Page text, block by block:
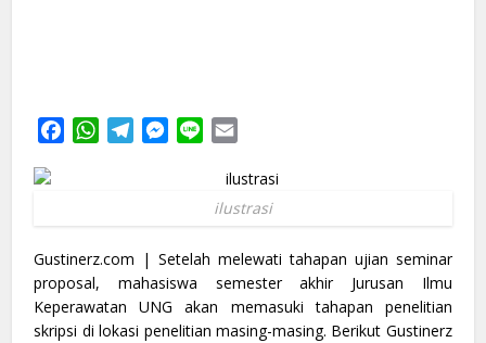
FacebookWhatsApp
TelegramMessenger
Line
ilustrasi
Gustinerz.com | Setelah melewati tahapan ujian seminar
proposal, mahasiswa semester akhir Jurusan Ilmu
Keperawatan UNG akan memasuki tahapan penelitian
skripsi di lokasi penelitian masing-masing. Berikut Gustinerz